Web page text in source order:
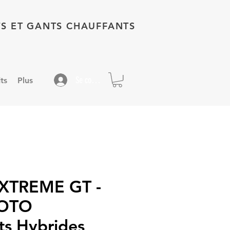
ET GANTS CHAUFFANTS
Plus Se connecter
GT -
Hybrides